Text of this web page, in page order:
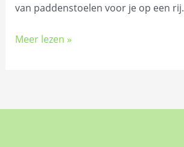
van paddenstoelen voor je op een rij.
Meer lezen »